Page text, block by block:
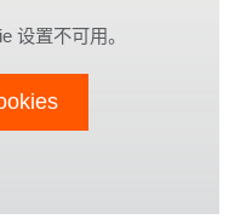
设置不可用。